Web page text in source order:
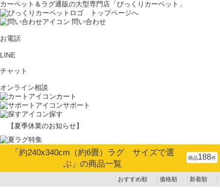
カーペット＆ラグ通販の大型専門店「びっくりカーペット」
問い合わせ
お電話
LINE
チャット
オンライン相談
カート
サポート
探す
【夏季休業のお知らせ】
「 約240x340cm（約6畳）ラグ サイズで選
ぶ 」の商品一覧
商品188件
おすすめ順 価格順 新着順